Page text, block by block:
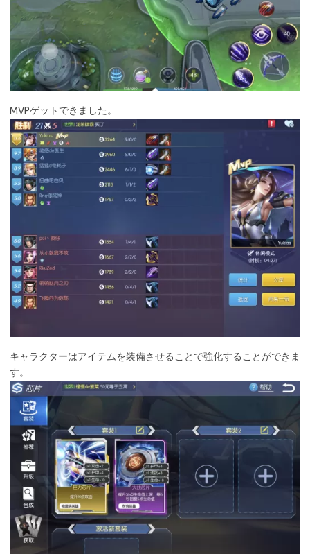
MVPゲットできました。
キャラクターはアイテムを装備させることで強化することができま
す。